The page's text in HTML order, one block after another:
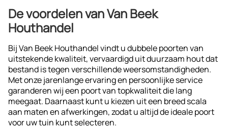
De voordelen van Van Beek
Houthandel
Bij Van Beek Houthandel vindt u dubbele poorten van
uitstekende kwaliteit, vervaardigd uit duurzaam hout dat
bestand is tegen verschillende weersomstandigheden.
Met onze jarenlange ervaring en persoonlijke service
garanderen wij een poort van topkwaliteit die lang
meegaat. Daarnaast kunt u kiezen uit een breed scala
aan maten en afwerkingen, zodat u altijd de ideale poort
voor uw tuin kunt selecteren.